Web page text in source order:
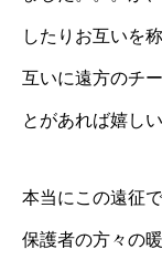
したりお互いを
互いに遠方のチ
とがあれば嬉しい
本当にこの遠征
保護者の方々の